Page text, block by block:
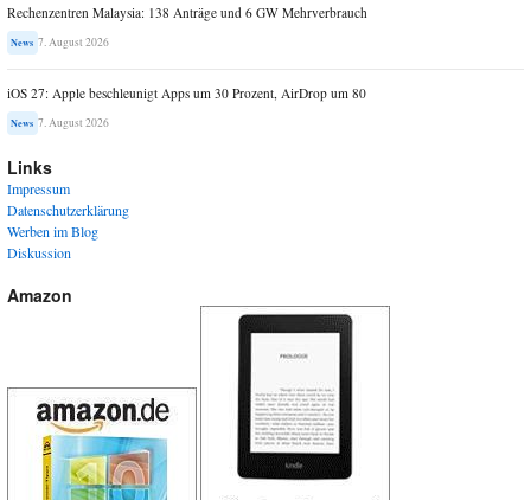
Rechenzentren Malaysia: 138 Anträge und 6 GW Mehrverbrauch
News 7. August 2026
iOS 27: Apple beschleunigt Apps um 30 Prozent, AirDrop um 80
News 7. August 2026
Links
Impressum
Datenschutzerklärung
Werben im Blog
Diskussion
Amazon